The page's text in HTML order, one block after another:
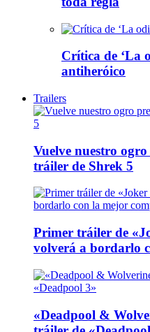
Crítica de ‘La
antiheróico
Trailers
Vuelve nuestro
tráiler de Shrek 5
Primer tráiler de
volverá a bordarlo
«Deadpool &